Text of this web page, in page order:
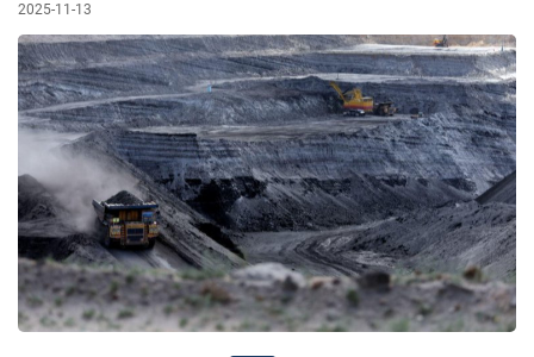
2025-11-13